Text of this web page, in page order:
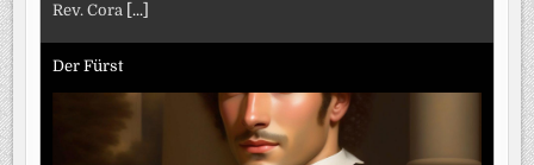
Rev. Cora [...]
Der Fürst